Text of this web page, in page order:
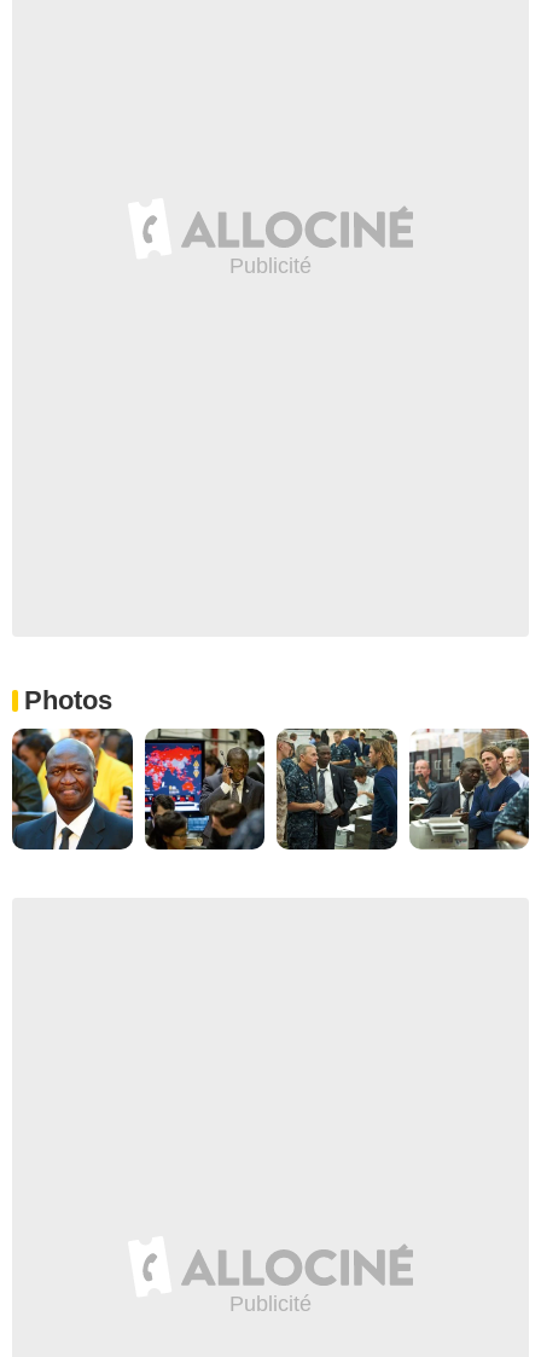
Photos